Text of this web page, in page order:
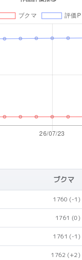
ブクマ
1760 (-1)
1761 (0)
1761 (-1)
1762 (+2)